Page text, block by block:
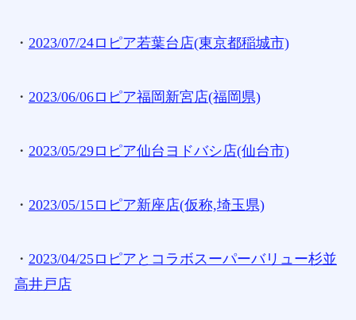
・ 2023/07/24ロピア若葉台店(東京都稲城市)
・ 2023/06/06ロピア福岡新宮店(福岡県)
・ 2023/05/29ロピア仙台ヨドバシ店(仙台市)
・ 2023/05/15ロピア新座店(仮称,埼玉県)
・ 2023/04/25ロピアとコラボスーパーバリュー杉並
高井戸店